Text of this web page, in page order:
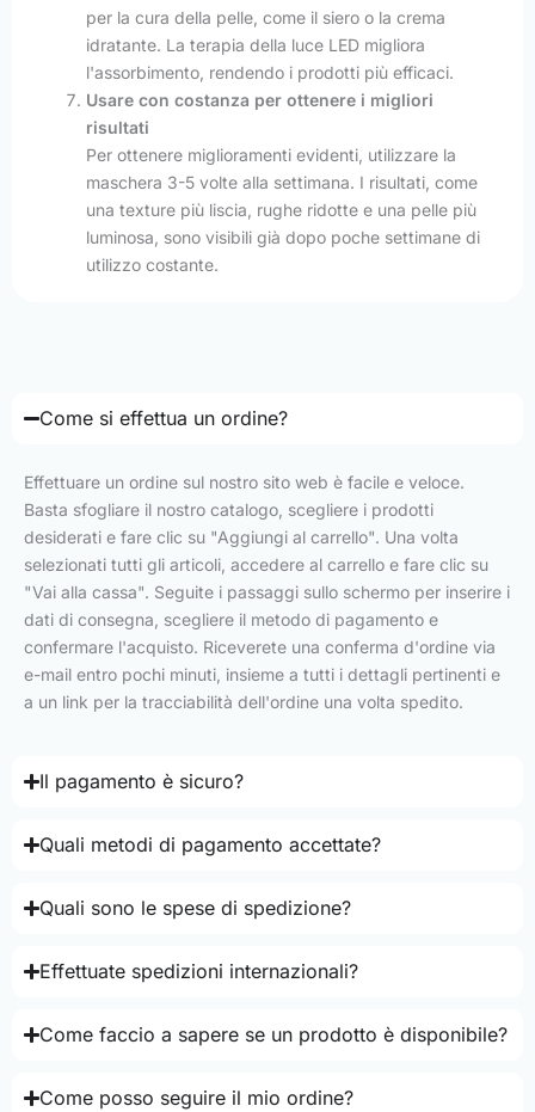
per la cura della pelle, come il siero o la crema
idratante. La terapia della luce LED migliora
l'assorbimento, rendendo i prodotti più efficaci.
Usare con costanza per ottenere i migliori
risultati
Per ottenere miglioramenti evidenti, utilizzare la
maschera 3-5 volte alla settimana. I risultati, come
una texture più liscia, rughe ridotte e una pelle più
luminosa, sono visibili già dopo poche settimane di
utilizzo costante.
Come si effettua un ordine?
Effettuare un ordine sul nostro sito web è facile e veloce.
Basta sfogliare il nostro catalogo, scegliere i prodotti
desiderati e fare clic su "Aggiungi al carrello". Una volta
selezionati tutti gli articoli, accedere al carrello e fare clic su
"Vai alla cassa". Seguite i passaggi sullo schermo per inserire i
dati di consegna, scegliere il metodo di pagamento e
confermare l'acquisto. Riceverete una conferma d'ordine via
e-mail entro pochi minuti, insieme a tutti i dettagli pertinenti e
a un link per la tracciabilità dell'ordine una volta spedito.
Il pagamento è sicuro?
Quali metodi di pagamento accettate?
Quali sono le spese di spedizione?
Effettuate spedizioni internazionali?
Come faccio a sapere se un prodotto è disponibile?
Come posso seguire il mio ordine?